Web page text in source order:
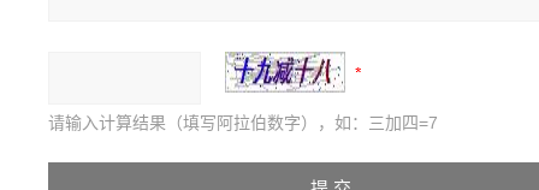
请输入计算结果（填写阿拉伯数字），如：三加四=7